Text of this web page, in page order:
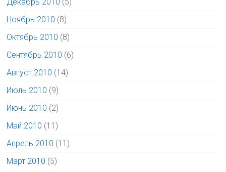
Ноябрь 2010 (8)
Октябрь 2010 (8)
Сентябрь 2010 (6)
Август 2010 (14)
Июль 2010 (9)
Июнь 2010 (2)
Май 2010 (11)
Апрель 2010 (11)
Март 2010 (5)